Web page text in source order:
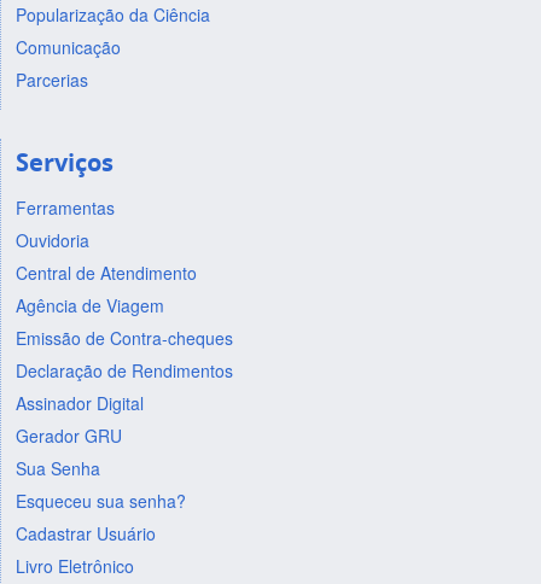
Popularização da Ciência
Comunicação
Parcerias
Serviços
Ferramentas
Ouvidoria
Central de Atendimento
Agência de Viagem
Emissão de Contra-cheques
Declaração de Rendimentos
Assinador Digital
Gerador GRU
Sua Senha
Esqueceu sua senha?
Cadastrar Usuário
Livro Eletrônico